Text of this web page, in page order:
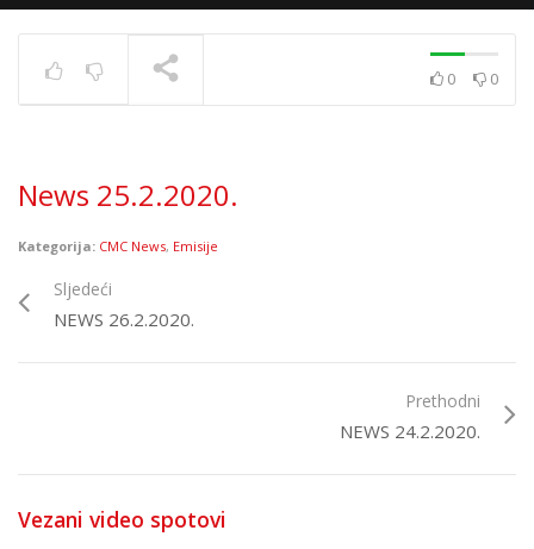
0 0
News 25.2.2020.
Kategorija: CMC News, Emisije
Sljedeći
NEWS 26.2.2020.
Prethodni
NEWS 24.2.2020.
Vezani video spotovi